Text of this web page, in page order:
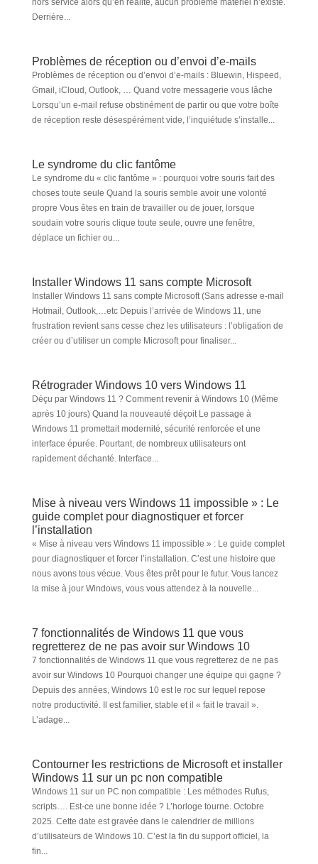
hors service alors qu’en réalité, aucun problème matériel n’existe.
Derrière...
Problèmes de réception ou d’envoi d’e-mails
Problèmes de réception ou d’envoi d’e-mails : Bluewin, Hispeed,
Gmail, iCloud, Outlook, … Quand votre messagerie vous lâche
Lorsqu’un e-mail refuse obstinément de partir ou que votre boîte
de réception reste désespérément vide, l’inquiétude s’installe...
Le syndrome du clic fantôme
Le syndrome du « clic fantôme » : pourquoi votre souris fait des
choses toute seule Quand la souris semble avoir une volonté
propre Vous êtes en train de travailler ou de jouer, lorsque
soudain votre souris clique toute seule, ouvre une fenêtre,
déplace un fichier ou...
Installer Windows 11 sans compte Microsoft
Installer Windows 11 sans compte Microsoft (Sans adresse e-mail
Hotmail, Outlook,…etc Depuis l’arrivée de Windows 11, une
frustration revient sans cesse chez les utilisateurs : l’obligation de
créer ou d’utiliser un compte Microsoft pour finaliser...
Rétrograder Windows 10 vers Windows 11
Déçu par Windows 11 ? Comment revenir à Windows 10 (Même
après 10 jours) Quand la nouveauté déçoit Le passage à
Windows 11 promettait modernité, sécurité renforcée et une
interface épurée. Pourtant, de nombreux utilisateurs ont
rapidement déchanté. Interface...
Mise à niveau vers Windows 11 impossible » : Le
guide complet pour diagnostiquer et forcer
l’installation
« Mise à niveau vers Windows 11 impossible » : Le guide complet
pour diagnostiquer et forcer l’installation. C’est une histoire que
nous avons tous vécue. Vous êtes prêt pour le futur. Vous lancez
la mise à jour Windows, vous vous attendez à la nouvelle...
7 fonctionnalités de Windows 11 que vous
regretterez de ne pas avoir sur Windows 10
7 fonctionnalités de Windows 11 que vous regretterez de ne pas
avoir sur Windows 10 Pourquoi changer une équipe qui gagne ?
Depuis des années, Windows 10 est le roc sur lequel repose
notre productivité. Il est familier, stable et il « fait le travail ».
L’adage...
Contourner les restrictions de Microsoft et installer
Windows 11 sur un pc non compatible
Windows 11 sur un PC non compatible : Les méthodes Rufus,
scripts…. Est-ce une bonne idée ? L’horloge tourne. Octobre
2025. Cette date est gravée dans le calendrier de millions
d’utilisateurs de Windows 10. C’est la fin du support officiel, la
fin...